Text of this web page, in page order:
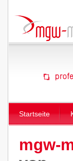
Startseite
mgw-